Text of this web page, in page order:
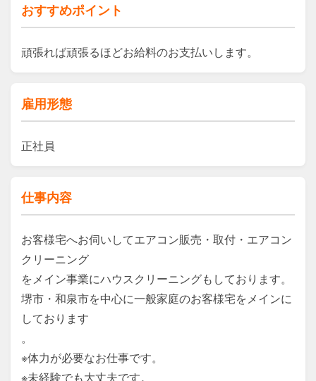
おすすめポイント
雇用形態
正社員
仕事内容
お客様宅へお伺いしてエアコン販売・取付・エアコン
クリーニング
をメイン事業にハウスクリーニングもしております。
堺市・和泉市を中心に一般家庭のお客様宅をメインに
しております
。
※体力が必要なお仕事です。
※未経験でも大丈夫です。